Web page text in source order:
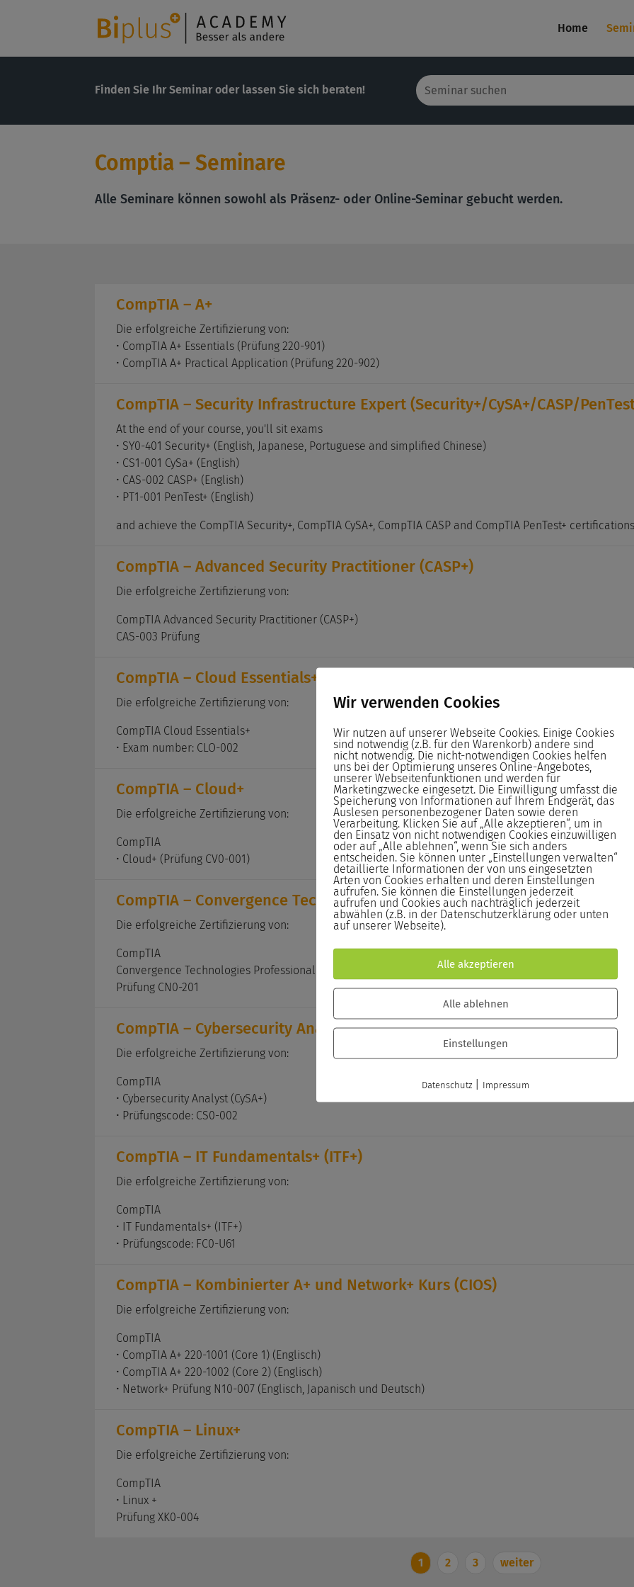
Home
Finden Sie Ihr Seminar oder lassen Sie sich beraten!
Comptia – Seminare
Alle Seminare können sowohl als Präsenz- oder Online-Seminar gebucht werden.
CompTIA – A+
Die erfolgreiche Zertifizierung von:
• CompTIA A+ Essentials (Prüfung 220-901)
• CompTIA A+ Practical Application (Prüfung 220-902)
CompTIA – Security Infrastructure Expert (Security+/CySA+/CASP/
At the end of your course, you'll sit exams
• SY0-401 Security+ (English, Japanese, Portuguese and simplified Chinese)
• CS1-001 CySa+ (English)
• CAS-002 CASP+ (English)
• PT1-001 PenTest+ (English)
and achieve the CompTIA Security+, CompTIA CySA+, CompTIA CASP and CompTIA PenTest+
CompTIA – Advanced Security Practitioner (CASP+)
Die erfolgreiche Zertifizierung von:
CompTIA Advanced Security Practitioner (CASP+)
CAS-003 Prüfung
CompTIA – Cloud Essentials+
Die erfolgreiche Zertifizierung von:
CompTIA Cloud Essentials+
• Exam number: CLO-002
CompTIA – Cloud+
Die erfolgreiche Zertifizierung von:
CompTIA
• Cloud+ (Prüfung CV0-001)
CompTIA – Convergence Technologies Professional (CTP+)
Die erfolgreiche Zertifizierung von:
CompTIA
Convergence Technologies Professional (CTP+)
Prüfung CN0-201
CompTIA – Cybersecurity Analyst (CySA+)
Die erfolgreiche Zertifizierung von:
CompTIA
• Cybersecurity Analyst (CySA+)
• Prüfungscode: CS0-002
CompTIA – IT Fundamentals+ (ITF+)
Die erfolgreiche Zertifizierung von:
CompTIA
• IT Fundamentals+ (ITF+)
• Prüfungscode: FC0-U61
CompTIA – Kombinierter A+ und Network+ Kurs (CIOS)
Die erfolgreiche Zertifizierung von:
CompTIA
• CompTIA A+ 220-1001 (Core 1) (Englisch)
• CompTIA A+ 220-1002 (Core 2) (Englisch)
• Network+ Prüfung N10-007 (Englisch, Japanisch und Deutsch)
CompTIA – Linux+
Die erfolgreiche Zertifizierung von:
CompTIA
• Linux +
Prüfung XK0-004
1 2 3 weiter
Wir verwenden Cookies
Wir nutzen auf unserer Webseite Cookies. Einige Cookies
sind notwendig (z.B. für den Warenkorb) andere sind
nicht notwendig. Die nicht-notwendigen Cookies helfen
uns bei der Optimierung unseres Online-Angebotes,
unserer Webseitenfunktionen und werden für
Marketingzwecke eingesetzt. Die Einwilligung umfasst die
Speicherung von Informationen auf Ihrem Endgerät, das
Auslesen personenbezogener Daten sowie deren
Verarbeitung. Klicken Sie auf „Alle akzeptieren“, um in
den Einsatz von nicht notwendigen Cookies einzuwilligen
oder auf „Alle ablehnen“, wenn Sie sich anders
entscheiden. Sie können unter „Einstellungen verwalten“
detaillierte Informationen der von uns eingesetzten
Arten von Cookies erhalten und deren Einstellungen
aufrufen. Sie können die Einstellungen jederzeit
aufrufen und Cookies auch nachträglich jederzeit
abwählen (z.B. in der Datenschutzerklärung oder unten
auf unserer Webseite).
Alle akzeptieren
Alle ablehnen
Einstellungen
Datenschutz | Impressum